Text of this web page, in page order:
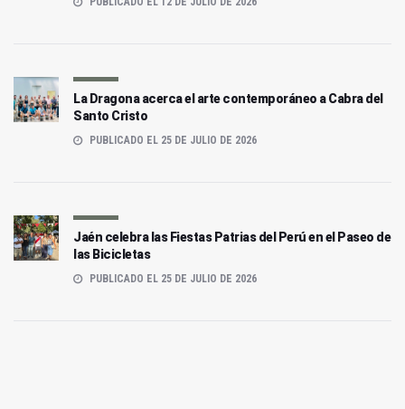
La Dragona acerca el arte contemporáneo a Cabra del
Santo Cristo
PUBLICADO EL 25 DE JULIO DE 2026
Jaén celebra las Fiestas Patrias del Perú en el Paseo de
las Bicicletas
PUBLICADO EL 25 DE JULIO DE 2026